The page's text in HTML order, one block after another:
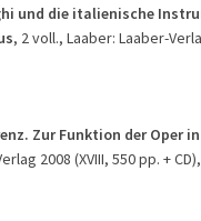
und die italienische
, 2 voll., Laaber: Laaber-
Zur Funktion der Oper
2008 (XVIII, 550 pp. +